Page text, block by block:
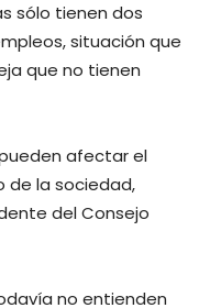
sólo tienen dos
situación que
que no tienen
afectar el
de la sociedad,
del Consejo
no entienden